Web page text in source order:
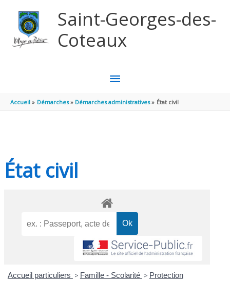
Saint-Georges-des-
Coteaux
MENU
PRINCIPAL
Accueil Démarches Démarches administratives État civil
État civil
Accueil particuliers > Famille - Scolarité > Protection